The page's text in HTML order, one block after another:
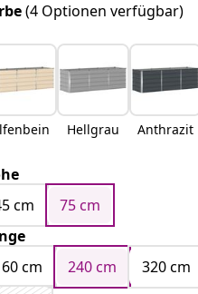
(4 Optionen verfügbar)
Hellgrau Anthrazit
cm
75 cm
cm
240 cm 320 cm